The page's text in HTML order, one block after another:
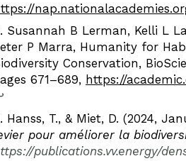
Susannah B Lerman, Kelli L
P Marra, Humanity for
Conservation,
671–689, https://
Hanss, T., & Miet, D. (2024,
pour améliorer la
publications.vv.energy/